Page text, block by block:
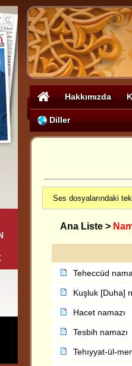
Hakkımızda
Diller
Ses dosyalarındaki
Ana Liste >
Teheccüd
Kuşluk [Duha]
Hacet namazı
Tesbih namazı
Tehıyyat-ül-